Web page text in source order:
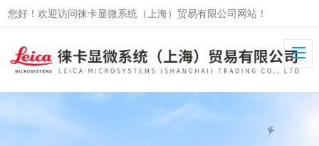
您好！欢迎访问徕卡显微系统（上海）贸易有限公司网站！